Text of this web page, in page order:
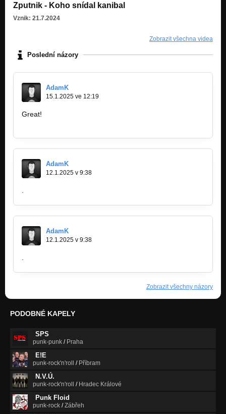
Zputnik - Koho snídal kanibal
Vznik: 21.7.2024
Zobrazit všechna videa
Poslední názory
AdamK
15.1.2025 ve 12:19
Great!
AdamK
12.1.2025 v 9:38
AdamK
12.1.2025 v 9:38
Zobrazit všechny názory
PODOBNÉ KAPELY
SPS
punk-punk / Praha
E!E
punk-rock'n'roll / Příbram
N.V.Ú.
punk-rock'n'roll / Hradec Králové
Punk Floid
punk-rock /Zábřeh